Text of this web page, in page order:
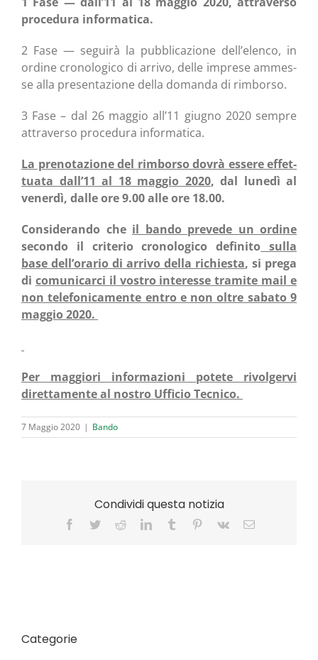
pro­ce­du­ra informatica.
2 Fase — segui­rà la pub­bli­ca­zio­ne dell’elenco, in
ordi­ne cro­no­lo­gi­co di arri­vo, del­le impre­se ammes­
se alla pre­sen­ta­zio­ne del­la doman­da di rimborso.
3 Fase – dal 26 mag­gio all’11 giu­gno 2020 sem­pre
attra­ver­so pro­ce­du­ra informatica.
La pre­no­ta­zio­ne del rim­bor­so dovrà esse­re effet­
tua­ta dall’11 al 18 mag­gio 2020, dal lune­dì al
vener­dì, dal­le ore 9.00 alle ore 18.00.
Con­si­de­ran­do che il ban­do pre­ve­de un ordi­ne
secon­do il cri­te­rio cro­no­lo­gi­co defi­ni­to sul­la
base dell’orario di arri­vo del­la richie­sta, si pre­ga
di comu­ni­car­ci il vostro inte­res­se tra­mi­te mail e
non tele­fo­ni­ca­men­te entro e non oltre saba­to 9
mag­gio 2020.
Per mag­gio­ri infor­ma­zio­ni pote­te rivol­ger­vi
diret­ta­men­te al nostro Uffi­cio Tecnico.
7 Maggio 2020 | Bando
Condividi questa notizia
Facebook
TwitterRedditLinkedInTumblr Pinterest
Vk Email
Categorie